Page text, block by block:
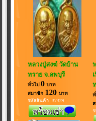
หลวงปู่สงฆ์ วัดบ้าน
ทราย จ.ลพบุรี
ทั่วไป 0 บาท
สมาชิก 120 บาท
รหัสสินค้า :37329